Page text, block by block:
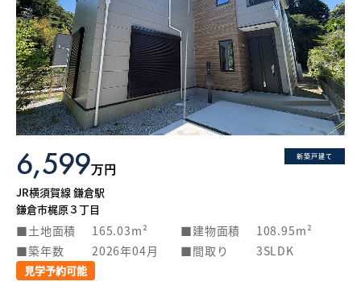
新築戸建て
6,599万円
JR横須賀線 鎌倉駅
鎌倉市梶原３丁目
土地面積 165.03m² 建物面積
108.95m²
築年数
2026年04月 間取り 3SLDK
見学予約可能